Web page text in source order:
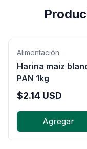
Alimentación
Harina maiz
PAN 1kg
$2.14 USD
Agregar